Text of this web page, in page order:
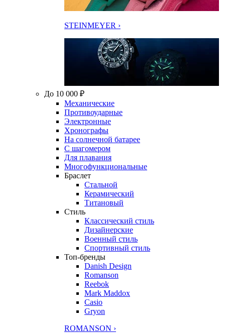
STEINMEYER ›
До 10 000 ₽
Механические
Противоударные
Электронные
Хронографы
На солнечной батарее
С шагомером
Для плавания
Многофункциональные
Браслет
Стальной
Керамический
Титановый
Стиль
Классический стиль
Дизайнерские
Военный стиль
Спортивный стиль
Топ-бренды
Danish Design
Romanson
Reebok
Mark Maddox
Casio
Gryon
ROMANSON ›